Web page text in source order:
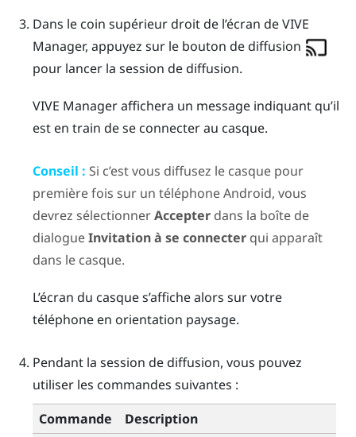
Dans le coin supérieur droit de l’écran deVIVE
Manager, appuyez sur le bouton de diffusion
pour lancer la session de diffusion.
VIVE Manageraffichera un message indiquant qu’il
est en train de se connecter au casque.
Conseil : Si c’est vous diffusez le casque pour
première fois sur un téléphoneAndroid, vous
devrez sélectionnerAccepterdans la boîte de
dialogueInvitation à se connecterqui apparaît
dans le casque.
L’écran du casque s’affiche alors sur votre
téléphone en orientation paysage.
Pendant la session de diffusion, vous pouvez
utiliser les commandes suivantes :
Commande
Description